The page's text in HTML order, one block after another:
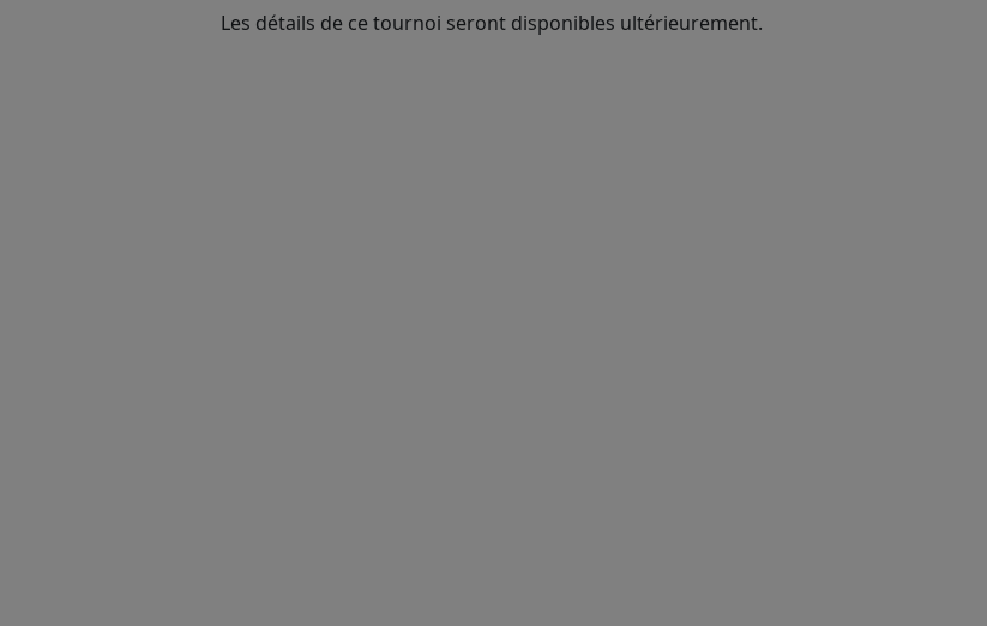
Les détails de ce tournoi seront disponibles ultérieurement.